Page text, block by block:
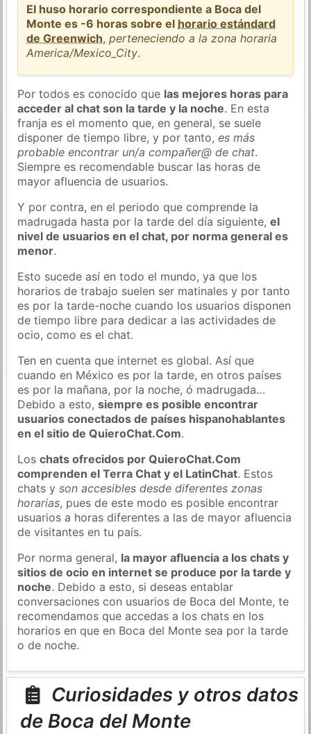
El huso horario correspondiente a Boca del
Monte es -6 horas sobre el horario estándard
de Greenwich,perteneciendo a la zona horaria
America/Mexico_City.
Por todos es conocido que las mejores horas para
acceder al chat son la tarde y la noche. En esta
franja es el momento que, en general, se suele
disponer de tiempo libre, y por tanto,es más
probable encontrar un/a compañer@ de chat.
Siempre es recomendable buscar las horas de
mayor afluencia de usuarios.
Y por contra, en el periodo que comprende la
madrugada hasta por la tarde del día siguiente,el
nivel de usuarios en el chat, por norma general es
menor.
Esto sucede así en todo el mundo, ya que los
horarios de trabajo suelen ser matinales y por tanto
es por la tarde-noche cuando los usuarios disponen
de tiempo libre para dedicar a las actividades de
ocio, como es el chat.
Ten en cuenta que internet es global. Así que
cuando en México es por la tarde, en otros países
es por la mañana, por la noche, ó madrugada…
Debido a esto,siempre es posible encontrar
usuarios conectados de países hispanohablantes
en el sitio de QuieroChat.Com.
Loschats ofrecidos por QuieroChat.Com
comprenden el Terra Chat y el LatinChat. Estos
chats yson accesibles desde diferentes zonas
horarias, pues de este modo es posible encontrar
usuarios a horas diferentes a las de mayor afluencia
de visitantes en tu país.
Por norma general, la mayor afluencia a los chats y
sitios de ocio en internet se produce por la tarde y
noche. Debido a esto, si deseas entablar
conversaciones con usuarios de Boca del Monte, te
recomendamos que accedas a los chats en los
horarios en que en Boca del Monte sea por la tarde
o de noche.
Curiosidades y otros datos
de Boca del Monte